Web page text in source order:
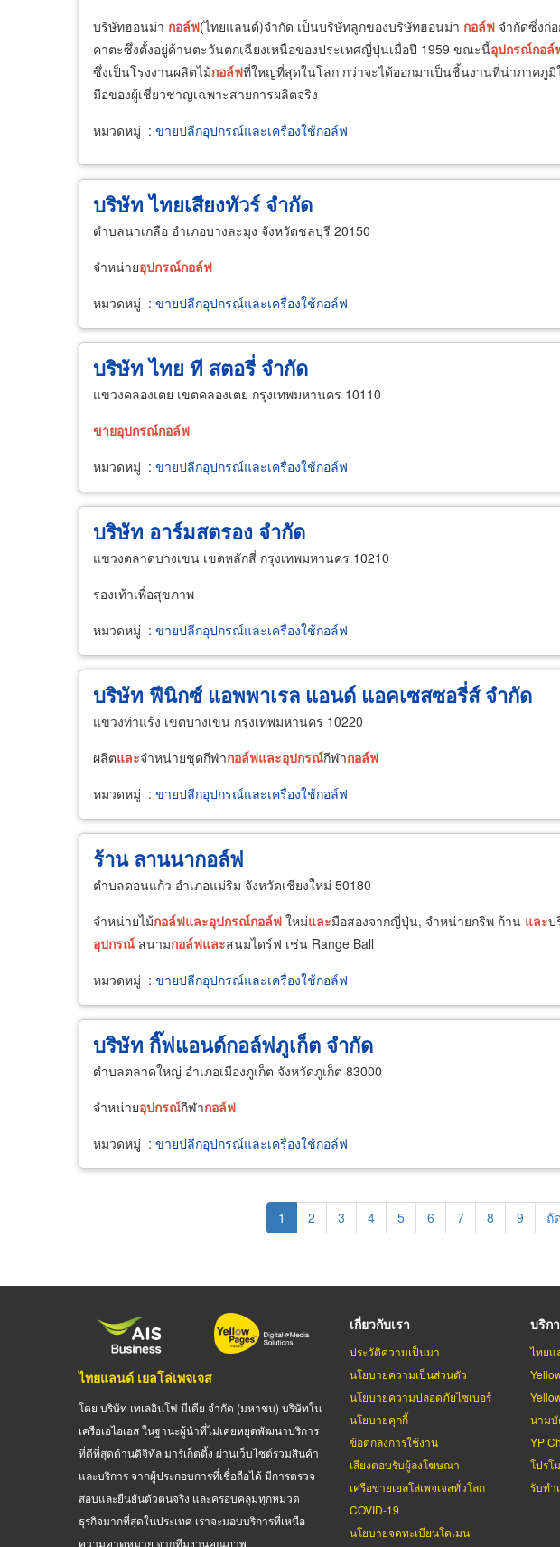
บริษัทฮอนม่า กอล์ฟ(ไทยแลนด์)จำกัด เป็นบริษัทลูกของบริษัทฮอนม่า กอล์ฟ จำกัดซึ่งก่
คาตะซึ่งตั้งอยู่ด้านตะวันตกเฉียงเหนือของประเทศญี่ปุ่นเมื่อปี 1959 ขณะนี้อุปกรณ์กอล์
ซึ่งเป็นโรงงานผลิตไม้กอล์ฟที่ใหญ่ที่สุดในโลก กว่าจะได้ออกมาเป็นชิ้นงานที่น่าภาคภู
มือของผู้เชี่ยวชาญเฉพาะสายการผลิตจริง
หมวดหมู่ : ขายปลีกอุปกรณ์และเครื่องใช้กอล์ฟ
บริษัท ไทยเสียงทัวร์ จำกัด
ตำบลนาเกลือ อำเภอบางละมุง จังหวัดชลบุรี 20150
จำหน่ายอุปกรณ์กอล์ฟ
หมวดหมู่ : ขายปลีกอุปกรณ์และเครื่องใช้กอล์ฟ
บริษัท ไทย ที สตอรี่ จำกัด
แขวงคลองเตย เขตคลองเตย กรุงเทพมหานคร 10110
ขายอุปกรณ์กอล์ฟ
หมวดหมู่ : ขายปลีกอุปกรณ์และเครื่องใช้กอล์ฟ
บริษัท อาร์มสตรอง จำกัด
แขวงตลาดบางเขน เขตหลักสี่ กรุงเทพมหานคร 10210
รองเท้าเพื่อสุขภาพ
หมวดหมู่ : ขายปลีกอุปกรณ์และเครื่องใช้กอล์ฟ
บริษัท ฟีนิกซ์ แอพพาเรล แอนด์ แอคเซสซอรี่ส์ จำกัด
แขวงท่าแร้ง เขตบางเขน กรุงเทพมหานคร 10220
ผลิตและจำหน่ายชุดกีฬากอล์ฟและอุปกรณ์กีฬากอล์ฟ
หมวดหมู่ : ขายปลีกอุปกรณ์และเครื่องใช้กอล์ฟ
ร้าน ลานนากอล์ฟ
ตำบลดอนแก้ว อำเภอแม่ริม จังหวัดเชียงใหม่ 50180
จำหน่ายไม้กอล์ฟและอุปกรณ์กอล์ฟ ใหม่และมือสองจากญี่ปุ่น, จำหน่ายกริพ ก้าน และบ
อุปกรณ์ สนามกอล์ฟและสนมไดร์ฟ เช่น Range Ball
หมวดหมู่ : ขายปลีกอุปกรณ์และเครื่องใช้กอล์ฟ
บริษัท กิ๊ฟแอนด์กอล์ฟภูเก็ต จำกัด
ตำบลตลาดใหญ่ อำเภอเมืองภูเก็ต จังหวัดภูเก็ต 83000
จำหน่ายอุปกรณ์กีฬากอล์ฟ
หมวดหมู่ : ขายปลีกอุปกรณ์และเครื่องใช้กอล์ฟ
Current
page
1 Page
2 Page
3 Page
4 Page
5 Page
6 Page
7 Page
8 Page
9 ถั
ไทยแลนด์ เยลโล่เพจเจส
โดย บริษัท เทเลอินโฟ มีเดีย จำกัด (มหาชน) บริษัทใน
เครือเอไอเอส ในฐานะผู้นำที่ไม่เคยหยุดพัฒนาบริการ
ที่ดีที่สุดด้านดิจิทัล มาร์เก็ตติ้ง ผ่านเว็บไซต์รวมสินค้า
และบริการ จากผู้ประกอบการที่เชื่อถือได้ มีการตรวจ
สอบและยืนยันตัวตนจริง และครอบคลุมทุกหมวด
ธุรกิจมากที่สุดในประเทศ เราจะมอบบริการที่เหนือ
ความคาดหมาย จากทีมงานคุณภาพ
เกี่ยวกับเรา
ประวัติความเป็นมา
นโยบายความเป็นส่วนตัว
นโยบายความปลอดภัยไซเบอร์
นโยบายคุกกี้
ข้อตกลงการใช้งาน
เสียงตอบรับผู้ลงโฆษณา
เครือข่ายเยลโล่เพจเจสทั่วโลก
COVID-19
นโยบายจดทะเบียนโดเมน
บริก
ไทยแ
นาม
YP
โปรโ
รับทำ